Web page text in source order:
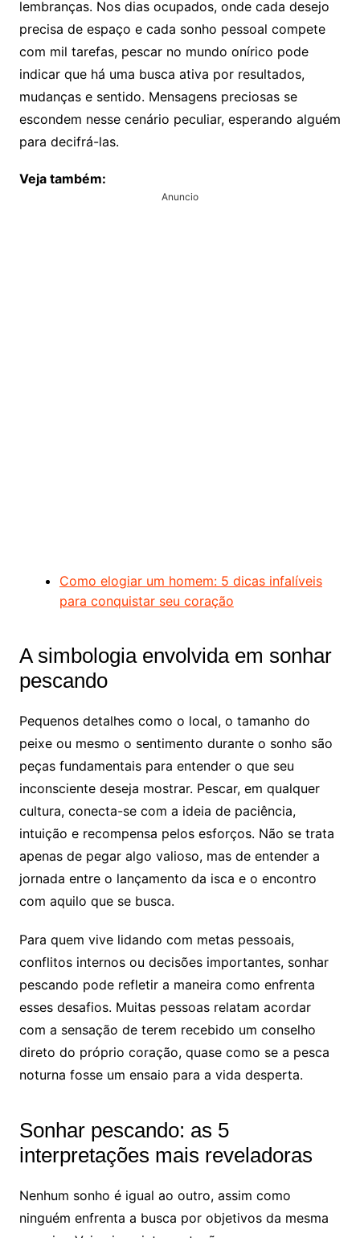
lembranças. Nos dias ocupados, onde cada desejo
precisa de espaço e cada sonho pessoal compete
com mil tarefas, pescar no mundo onírico pode
indicar que há uma busca ativa por resultados,
mudanças e sentido. Mensagens preciosas se
escondem nesse cenário peculiar, esperando alguém
para decifrá-las.
Veja também:
Anuncio
Como elogiar um homem: 5 dicas infalíveis
para conquistar seu coração
A simbologia envolvida em sonhar
pescando
Pequenos detalhes como o local, o tamanho do
peixe ou mesmo o sentimento durante o sonho são
peças fundamentais para entender o que seu
inconsciente deseja mostrar. Pescar, em qualquer
cultura, conecta-se com a ideia de paciência,
intuição e recompensa pelos esforços. Não se trata
apenas de pegar algo valioso, mas de entender a
jornada entre o lançamento da isca e o encontro
com aquilo que se busca.
Para quem vive lidando com metas pessoais,
conflitos internos ou decisões importantes, sonhar
pescando pode refletir a maneira como enfrenta
esses desafios. Muitas pessoas relatam acordar
com a sensação de terem recebido um conselho
direto do próprio coração, quase como se a pesca
noturna fosse um ensaio para a vida desperta.
Sonhar pescando: as 5
interpretações mais reveladoras
Nenhum sonho é igual ao outro, assim como
ninguém enfrenta a busca por objetivos da mesma